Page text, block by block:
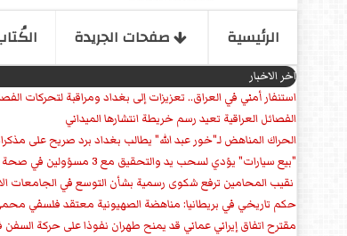
الرئیسیة صفحات الجریدة
اخر الاخبار
استنفار أمني في العراق.. تعزيزات إلى بغداد ومراقبة لتحركات
الفصائل العراقية تعيد رسم خريطة انتشارها الميداني
الحراك المناهض لـ"خور عبد الله" يطالب بغداد برد صريح على
"بيع سيارات" يؤدي لسحب يد والتحقيق مع 3 مسؤولين في صحة الديوانية
نقيب المحامين ترفع شكوى رسمية بشأن التوسع في الجامعات
حكم تاريخي في بريطانيا: مناهضة الصهيونية معتقد فلسفي
مقترح اتفاق إيراني عماني قد يمنح طهران نفوذا على حركة